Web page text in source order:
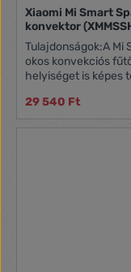
Xiaomi Mi Smart
konvektor
Tulajdonságok:A Mi
okos konvekciós
helyiséget is képes
működése pedig
akár
29 540 Ft